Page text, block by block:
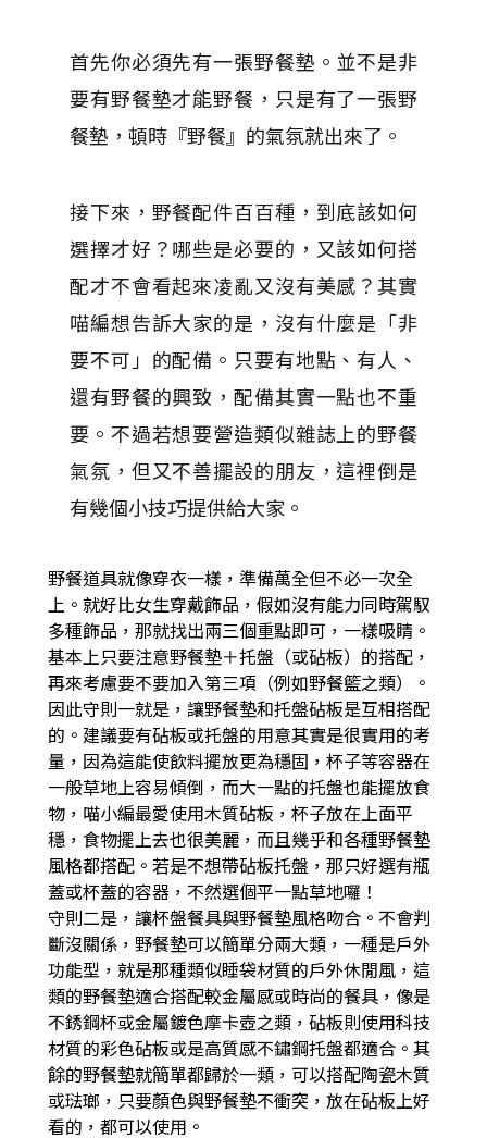
首先你必須先有一張野餐墊。並不是非
要有野餐墊才能野餐，只是有了一張野
餐墊，頓時『野餐』的氣氛就出來了。
接下來，野餐配件百百種，到底該如何
選擇才好？哪些是必要的，又該如何搭
配才不會看起來凌亂又沒有美感？其實
喵編想告訴大家的是，沒有什麼是「非
要不可」的配備。只要有地點、有人、
還有野餐的興致，配備其實一點也不重
要。不過若想要營造類似雜誌上的野餐
氣氛，但又不善擺設的朋友，這裡倒是
有幾個小技巧提供給大家。
野餐道具就像穿衣一樣，準備萬全但不必一次全
上。就好比女生穿戴飾品，假如沒有能力同時駕馭
多種飾品，那就找出兩三個重點即可，一樣吸睛。
基本上只要注意野餐墊＋托盤（或砧板）的搭配，
再來考慮要不要加入第三項（例如野餐籃之類）。
因此守則一就是，讓野餐墊和托盤砧板是互相搭配
的。建議要有砧板或托盤的用意其實是很實用的考
量，因為這能使飲料擺放更為穩固，杯子等容器在
一般草地上容易傾倒，而大一點的托盤也能擺放食
物，喵小編最愛使用木質砧板，杯子放在上面平
穩，食物擺上去也很美麗，而且幾乎和各種野餐墊
風格都搭配。若是不想帶砧板托盤，那只好選有瓶
蓋或杯蓋的容器，不然選個平一點草地囉！
守則二是，讓杯盤餐具與野餐墊風格吻合。不會判
斷沒關係，野餐墊可以簡單分兩大類，一種是戶外
功能型，就是那種類似睡袋材質的戶外休閒風，這
類的野餐墊適合搭配較金屬感或時尚的餐具，像是
不銹鋼杯或金屬鍍色摩卡壺之類，砧板則使用科技
材質的彩色砧板或是高質感不鏽鋼托盤都適合。其
餘的野餐墊就簡單都歸於一類，可以搭配陶瓷木質
或琺瑯，只要顏色與野餐墊不衝突，放在砧板上好
看的，都可以使用。